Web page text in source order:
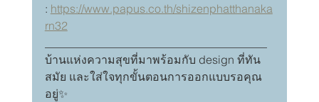
: https://www.papus.co.th/shizenphatthanaka
rn32
บ้านแห่งความสุขที่มาพร้อมกับ design ที่ทัน
สมัย และใส่ใจทุกขั้นตอนการออกแบบรอคุณ
อยู่✨